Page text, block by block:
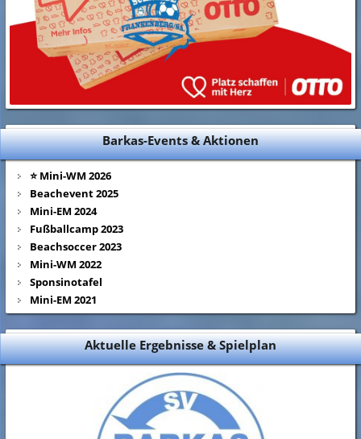
Barkas-Events & Aktionen
⭐ Mini-WM 2026
Beachevent 2025
Mini-EM 2024
Fußballcamp 2023
Beachsoccer 2023
Mini-WM 2022
Sponsinotafel
Mini-EM 2021
Aktuelle Ergebnisse & Spielplan